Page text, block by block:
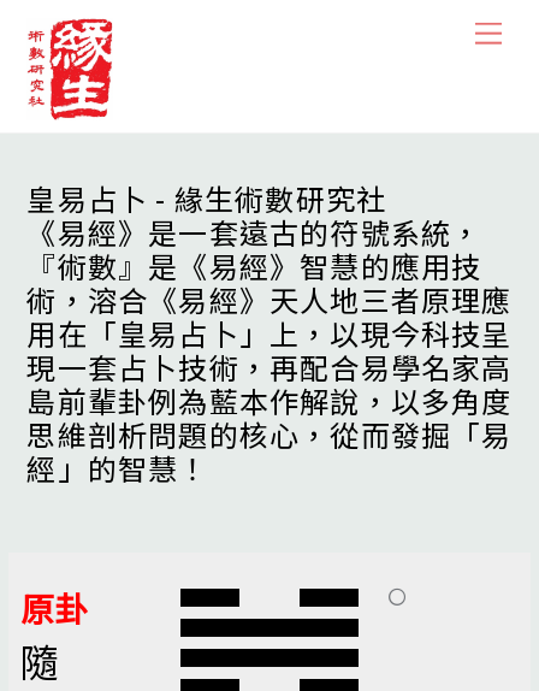
content
皇易占卜 - 緣生術數研究社
《易經》是一套遠古的符號系統，
『術數』是《易經》智慧的應用技
術，溶合《易經》天人地三者原理應
用在「皇易占卜」上，以現今科技呈
現一套占卜技術，再配合易學名家高
島前輩卦例為藍本作解說，以多角度
思維剖析問題的核心，從而發掘「易
經」的智慧！
原卦
隨